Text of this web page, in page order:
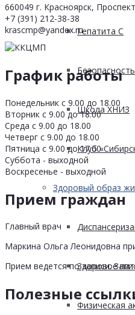
Гепатита С
Школа ХНИЗ
Клуб
Здоровый образ
Здоровое
Физическая
660049 г. Красноярск,
+7 (391) 212-38-38
krascmp@yandex.ru
График работы
Понедельник с 9.00 до 18.00
Вторник с 9.00 до 18.00
Среда с 9.00 до 18.00
Четверг с 9.00 до 18.00
Пятница с 9.00 до 17.00
Суббота - выходной
Воскресенье - выходной
Прием граждан
Главный врач
Маркина Ольга Леонидовна
Прием ведется по записи.
Полезные